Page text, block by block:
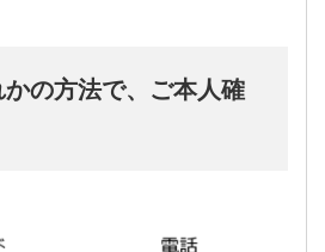
かの方法で、ご本人確